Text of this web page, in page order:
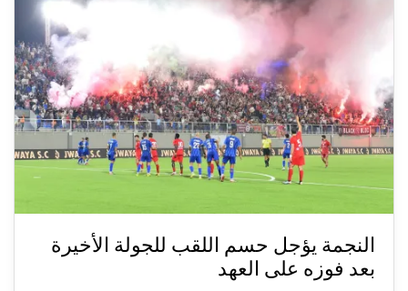
النجمة يؤجل حسم اللقب للجولة الأخيرة
بعد فوزه على العهد